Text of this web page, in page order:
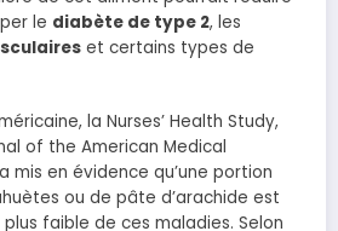
le diabète de type 2, les
et certains types de
la Nurses’ Health Study,
of the American Medical
mis en évidence qu’une portion
ou de pâte d’arachide est
faible de ces maladies. Selon